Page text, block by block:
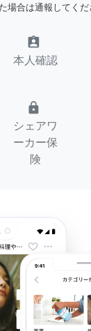
場合は通報してくだ
assignment_ind
本人確認
lock
シェアワ
ーカー保
険